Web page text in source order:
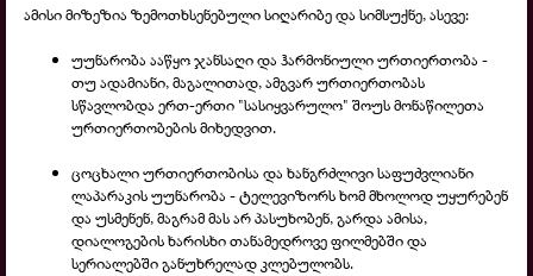
ამისი მიზეზია ზემოთხსენებული სიღარიბე და სიმსუქნე, ასევე:
უუნარობა ააწყო ჯანსაღი და ჰარმონიული ურთიერთობა -
თუ ადამიანი, მაგალითად, ამგვარ ურთიერთობას
სწავლობდა ერთ-ერთი "სასიყვარულო" შოუს მონაწილეთა
ურთიერთობების მიხედვით.
ცოცხალი ურთიერთობისა და ხანგრძლივი საფუძვლიანი
ლაპარაკის უუნარობა -ტელევიზორს ხომ მხოლოდ უყურებენ
და უსმენენ, მაგრამ მას არ პასუხობენ, გარდა ამისა,
დიალოგების ხარისხი თანამედროვე ფილმებში და
სერიალებში განუხრელად კლებულობს.